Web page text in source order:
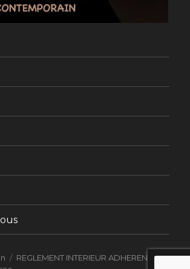
REGLEMENT INTERIEUR ADHERENTS